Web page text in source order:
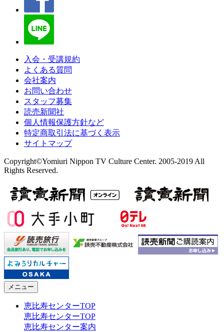
入会・受講規約
よくある質問
会社案内
お問い合わせ
スタッフ募集
読売新聞社
個人情報保護方針など
特定商取引法に基づく表示
サイトマップ
Copyright©Yomiuri Nippon TV Culture Center. 2005-2019 All
Rights Reserved.
メニュー
恵比寿センターTOP
恵比寿センターTOP
恵比寿センター案内